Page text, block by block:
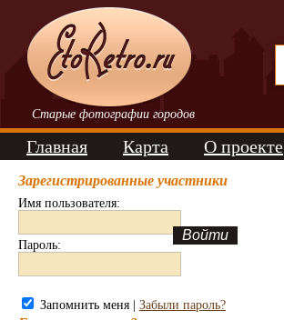
Старые фотографии городов
Главная Карта О проекте
Зарегистрированные участники
Имя пользователя:
Пароль:
Запомнить меня | Забыли пароль?